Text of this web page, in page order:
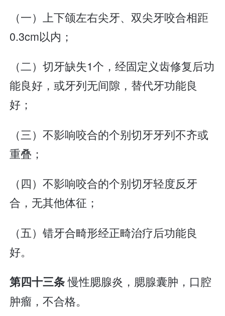
（一）上下颌左右尖牙、双尖牙咬合相距
0.3cm以内；
（二）切牙缺失1个，经固定义齿修复后功
能良好，或牙列无间隙，替代牙功能良
好；
（三）不影响咬合的个别切牙牙列不齐或
重叠；
（四）不影响咬合的个别切牙轻度反牙
合，无其他体征；
（五）错牙合畸形经正畸治疗后功能良
好。
第四十三条慢性腮腺炎，腮腺囊肿，口腔
肿瘤，不合格。